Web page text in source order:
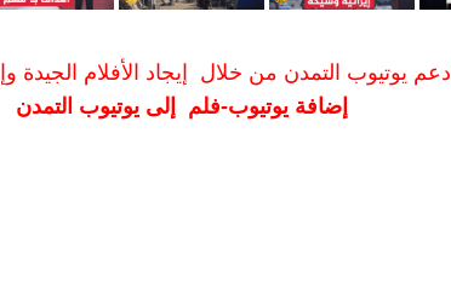
ادعم يوتيوب التمدن من خلال إيجاد الأفلام الجيدة
إضافة يوتيوب-فلم إلى يوتيوب التمدن